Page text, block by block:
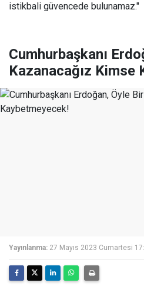
istikbali güvencede bulunamaz."
Cumhurbaşkanı
Kazanacağız Kimse
Yayınlanma: 27 Mayıs 2023 Cumartesi